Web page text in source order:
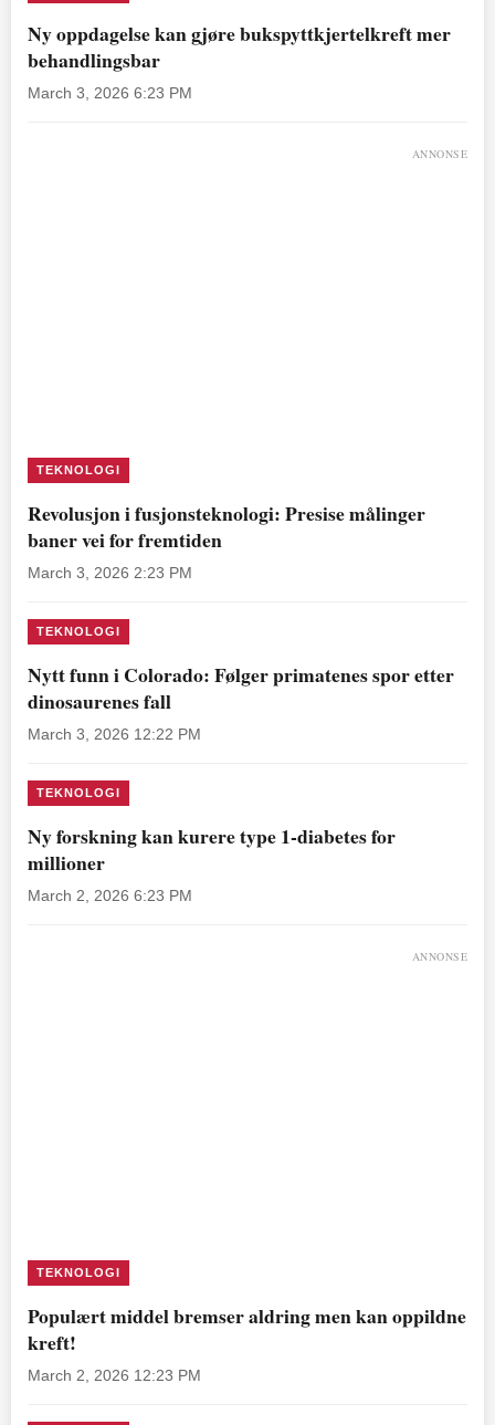
Ny oppdagelse kan gjøre bukspyttkjertelkreft mer
behandlingsbar
March 3, 2026 6:23 PM
ANNONSE
TEKNOLOGI
Revolusjon i fusjonsteknologi: Presise målinger
baner vei for fremtiden
March 3, 2026 2:23 PM
TEKNOLOGI
Nytt funn i Colorado: Følger primatenes spor etter
dinosaurenes fall
March 3, 2026 12:22 PM
TEKNOLOGI
Ny forskning kan kurere type 1-diabetes for
millioner
March 2, 2026 6:23 PM
ANNONSE
TEKNOLOGI
Populært middel bremser aldring men kan oppildne
kreft!
March 2, 2026 12:23 PM